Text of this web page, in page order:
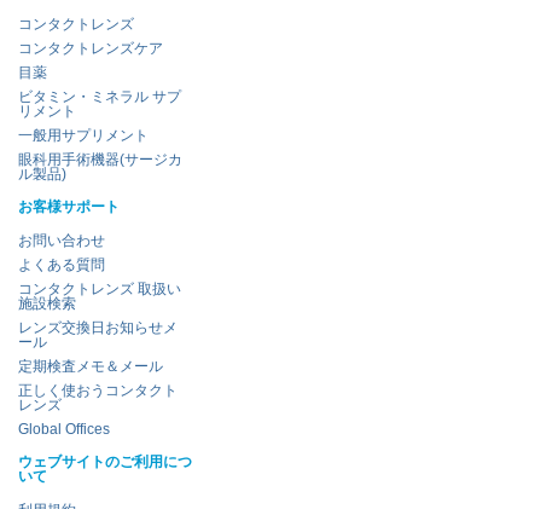
コンタクトレンズ
コンタクトレンズケア
目薬
ビタミン・ミネラル サプ
リメント
一般用サプリメント
眼科用手術機器(サージカ
ル製品)
お客様サポート
お問い合わせ
よくある質問
コンタクトレンズ 取扱い
施設検索
レンズ交換日お知らせメ
ール
定期検査メモ＆メール
正しく使おうコンタクト
レンズ
Global Offices
ウェブサイトのご利用につ
いて